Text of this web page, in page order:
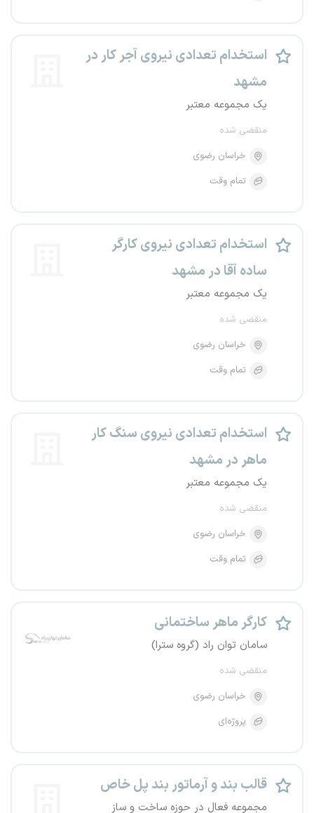
استخدام تعدادی نیروی آجر کار در
مشهد
یک مجموعه معتبر
منقضی شده
خراسان رضوی
تمام وقت
استخدام تعدادی نیروی کارگر
ساده آقا در مشهد
یک مجموعه معتبر
منقضی شده
خراسان رضوی
تمام وقت
استخدام تعدادی نیروی سنگ کار
ماهر در مشهد
یک مجموعه معتبر
منقضی شده
خراسان رضوی
تمام وقت
کارگر ماهر ساختمانی
سامان توان راد (گروه سترا)
منقضی شده
خراسان رضوی
پروژه‌ای
قالب بند و آرماتور بند پل خاص
مجموعه فعال در حوزه ساخت و ساز